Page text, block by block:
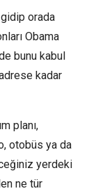
orada
Obama
bunu kabul
kadar
planı,
otobüs ya da
yerdeki
ne tür